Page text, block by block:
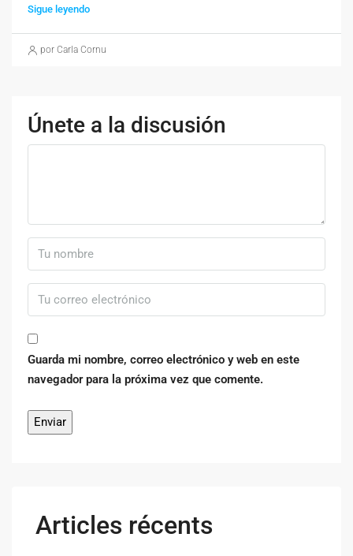
Sigue leyendo
por Carla Cornu
Únete a la discusión
Guarda mi nombre, correo electrónico y web en este
navegador para la próxima vez que comente.
Articles récents